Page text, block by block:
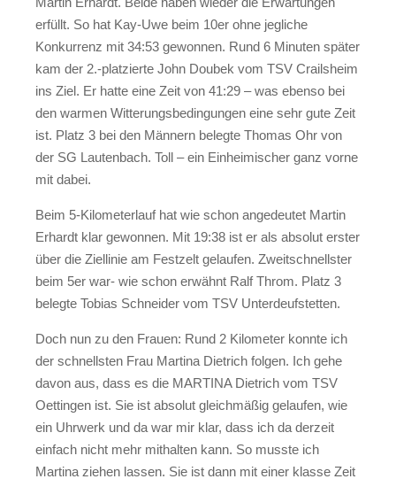
erfüllt. So hat Kay-Uwe beim 10er ohne jegliche
Konkurrenz mit 34:53 gewonnen. Rund 6 Minuten später
kam der 2.-platzierte John Doubek vom TSV Crailsheim
ins Ziel. Er hatte eine Zeit von 41:29 – was ebenso bei
den warmen Witterungsbedingungen eine sehr gute Zeit
ist. Platz 3 bei den Männern belegte Thomas Ohr von
der SG Lautenbach. Toll – ein Einheimischer ganz vorne
mit dabei.
Beim 5-Kilometerlauf hat wie schon angedeutet Martin
Erhardt klar gewonnen. Mit 19:38 ist er als absolut erster
über die Ziellinie am Festzelt gelaufen. Zweitschnellster
beim 5er war- wie schon erwähnt Ralf Throm. Platz 3
belegte Tobias Schneider vom TSV Unterdeufstetten.
Doch nun zu den Frauen: Rund 2 Kilometer konnte ich
der schnellsten Frau Martina Dietrich folgen. Ich gehe
davon aus, dass es die MARTINA Dietrich vom TSV
Oettingen ist. Sie ist absolut gleichmäßig gelaufen, wie
ein Uhrwerk und da war mir klar, dass ich da derzeit
einfach nicht mehr mithalten kann. So musste ich
Martina ziehen lassen. Sie ist dann mit einer klasse Zeit